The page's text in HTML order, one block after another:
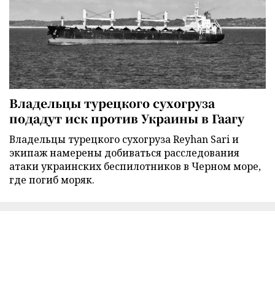
Владельцы турецкого сухогруза
подадут иск против Украины в Гаагу
Владельцы турецкого сухогруза Reyhan Sari и
экипаж намерены добиваться расследования
атаки украинских беспилотников в Черном море,
где погиб моряк.